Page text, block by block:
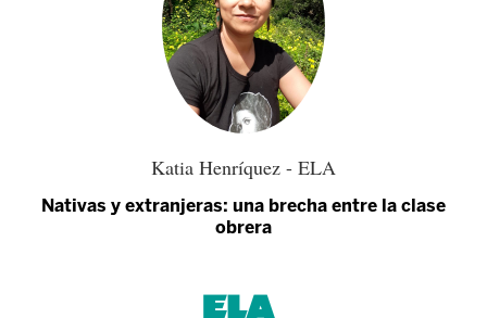
Katia Henríquez - ELA
Nativas y extranjeras: una brecha entre la clase
obrera